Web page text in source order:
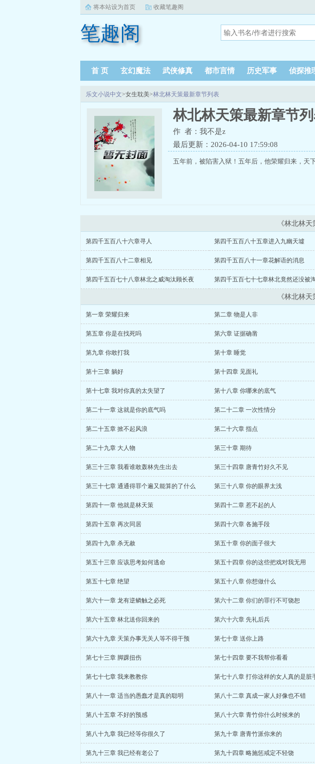
将本站设为首页 收藏笔趣阁
笔趣阁
首 页 玄幻魔法 武侠修真 都市言情 历史军事 侦探推
乐文小说中文>女生耽美>林北林天策最新章节列表
林北林天策最新章节
作 者：我不是z
最后更新：2026-04-10 17:59:08
五年前，被陷害入狱！五年后，他荣耀归来，天
《林北林
第四千五百八十六章寻人 第四千五百八十五章进入九幽天墟
第四千五百八十二章相见 第四千五百八十一章花解语的消息
第四千五百七十八章林北之威淘汰顾长夜 第四千五百七十七章林北竟然还没被
《林北林
第一章 荣耀归来 第二章 物是人非
第五章 你是在找死吗 第六章 证据确凿
第九章 你敢打我 第十章 睡觉
第十三章 躺好 第十四章 见面礼
第十七章 我对你真的太失望了 第十八章 你哪来的底气
第二十一章 这就是你的底气吗 第二十二章 一次性情分
第二十五章 掀不起风浪 第二十六章 指点
第二十九章 大人物 第三十章 期待
第三十三章 我看谁敢轰林先生出去 第三十四章 唐青竹好久不见
第三十七章 通通得罪个遍又能算的了什么 第三十八章 你的眼界太浅
第四十一章 他就是林天策 第四十二章 惹不起的人
第四十五章 再次同居 第四十六章 各施手段
第四十九章 杀无赦 第五十章 你的面子很大
第五十三章 应该思考如何逃命 第五十四章 你的这些把戏对我无用
第五十七章 绝望 第五十八章 你想做什么
第六十一章 龙有逆鳞触之必死 第六十二章 你们的罪行不可饶恕
第六十五章 林北送你回来的 第六十六章 先礼后兵
第六十九章 天策办事无关人等不得干预 第七十章 送你上路
第七十三章 脚踝扭伤 第七十四章 要不我帮你看看
第七十七章 我来教教你 第七十八章 打你这样的女人真的是脏
第八十一章 适当的愚蠢才是真的聪明 第八十二章 真成一家人好像也不错
第八十五章 不好的预感 第八十六章 青竹你什么时候来的
第八十九章 我已经等你很久了 第九十章 唐青竹派你来的
第九十三章 我已经有老公了 第九十四章 略施惩戒定不轻饶